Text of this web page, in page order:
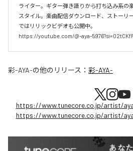
ライター。ギター弾き語りから打ち込み系の
スタイル。楽曲配信ダウンロード、ストーリ
ではリリックビデオも公開中。
https://youtube.com/@-aya-
彩-AYA-の他のリリース： 彩-AYA-
https://www.tunecore.co.jp/artist/
https://www.tunecore.co.jp/artist/